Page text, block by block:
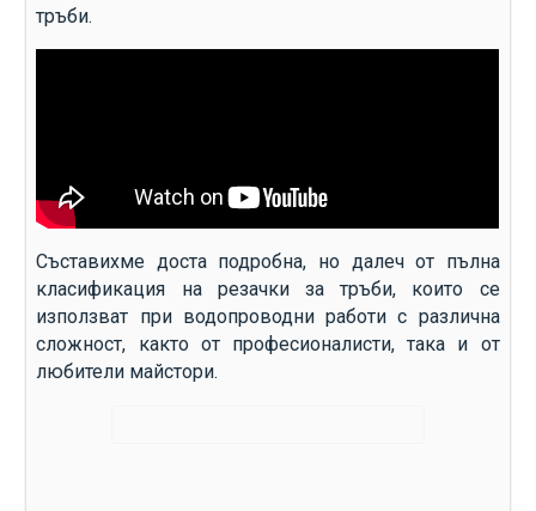
тръби.
Съставихме доста подробна, но далеч от пълна
класификация на резачки за тръби, които се
използват при водопроводни работи с различна
сложност, както от професионалисти, така и от
любители майстори.